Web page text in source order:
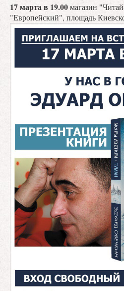
17 марта в 19.00магазин
"Европейский", площадь